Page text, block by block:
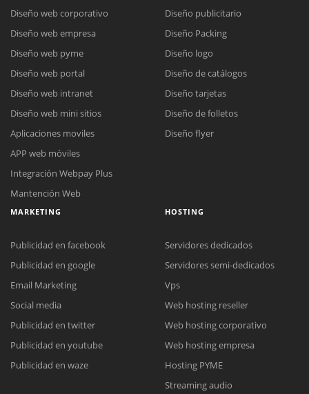
Reunión online
Meet para la reunión online.
Cotización
Chat Online
Todos nuestros ejecutivos están fuera de línea. Complete el formulario
Diseño web corporativo
Diseño web empresa
Diseño web pyme
Diseño web portal
Diseño web intranet
Diseño web mini sitios
Aplicaciones moviles
APP web móviles
Integración Webpay Plus
Mantención Web
Diseño publicitario
Diseño Packing
Diseño logo
Diseño de catálogos
Diseño tarjetas
Diseño de folletos
Diseño flyer
MARKETING
Publicidad en facebook
Publicidad en google
Email Marketing
Social media
Publicidad en twitter
Publicidad en youtube
Publicidad en waze
HOSTING
Servidores dedicados
Servidores semi-dedicados
Vps
Web hosting reseller
Web hosting corporativo
Web hosting empresa
Hosting PYME
Streaming audio